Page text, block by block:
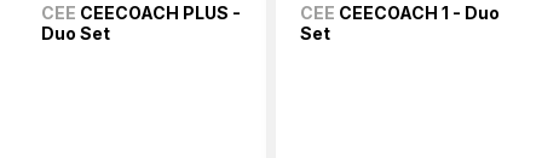
CEE CEECOACH PLUS -
Duo Set
CEE CEECOACH 1 - Duo
Set